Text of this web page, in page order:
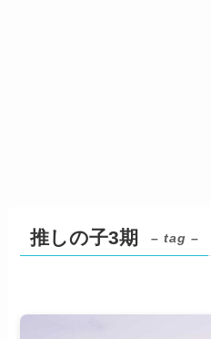
推しの子3期 – tag –